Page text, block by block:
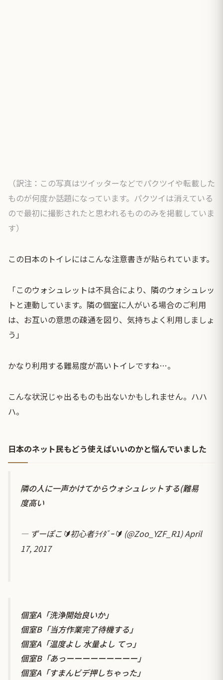
（訳注：この写真はツイッターなどでパクツイや転載した
ものが何度か話題になっています。パクツイは消えている
ので最初に撮影されたと思われるもののみを掲載していま
す）
この日本のトイレにはこんな注意書きが貼られています。
「このウォシュレットは不具合により、隣のウォシュレッ
トと連動しています。隣の個室に人がいる場合のご利用
は、お互いの意思の疎通を図り、気持ちよく利用しましょ
う」
かなり利用する難易度が高いトイレですね…。
こんな状況じゃ出るものも出ないかもしれません。ハハ
ハ。
日本のネット民もどう使えばいいのかと悩んでいました
隣の人に一声かけてからウォシュレットする(難易
度高い
— ずーぽこ🔰初心者ﾗｲﾀﾞｰ🔰 (@Zoo_YZF_R1)April
17, 2017
個室A「洗浄開始良いか」
個室B「当方作業完了待機する」
個室A「温度よし 水量よし てっ」
個室B「あっーーーーーーーーー」
個室A「すまんビデ押しちゃった」